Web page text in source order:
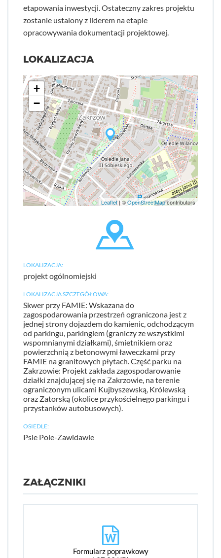
etapowania inwestycji. Ostateczny zakres projektu
zostanie ustalony z liderem na etapie
opracowywania dokumentacji projektowej.
LOKALIZACJA
+
−
Leaflet | ©OpenStreetMapcontributors
LOKALIZACJA:
projekt ogólnomiejski
LOKALIZACJA SZCZEGÓŁOWA:
Skwer przy FAMIE: Wskazana do
zagospodarowania przestrzeń ograniczona jest z
jednej strony dojazdem do kamienic, odchodzącym
od parkingu, parkingiem (graniczy ze wszystkimi
wspomnianymi działkami), śmietnikiem oraz
powierzchnią z betonowymi ławeczkami przy
FAMIE na granitowych płytach. Część parku na
Zakrzowie: Projekt zakłada zagospodarowanie
działki znajdującej się na Zakrzowie, na terenie
ograniczonym ulicami Kujbyszewską, Królewską
oraz Zatorską (okolice przykościelnego parkingu i
przystanków autobusowych).
OSIEDLE:
Psie Pole-Zawidawie
ZAŁĄCZNIKI
Formularz poprawkowy